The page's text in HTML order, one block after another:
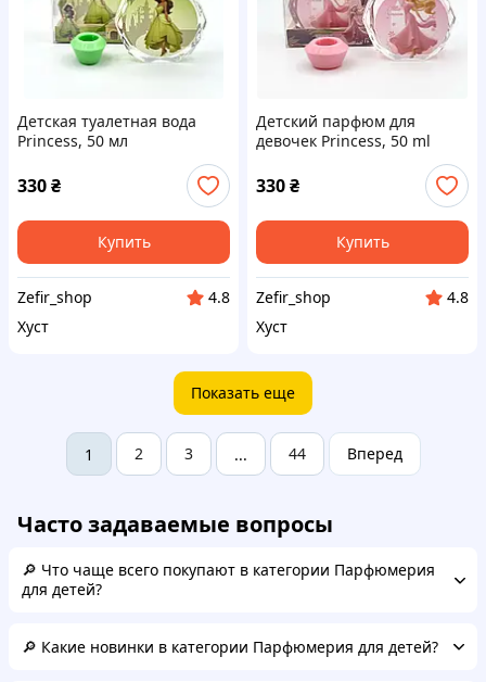
Детская туалетная вода
Princess, 50 мл
330₴
Купить
Zefir_shop
4.8
Хуст
Детский парфюм для
девочек Princess, 50 ml
330₴
Купить
Zefir_shop
4.8
Хуст
Показать еще
1 2 3 ... 44 Вперед
Часто задаваемые вопросы
🔎 Что чаще всего покупают в категории Парфюмерия
для детей?
🔎 Какие новинки в категории Парфюмерия для детей?